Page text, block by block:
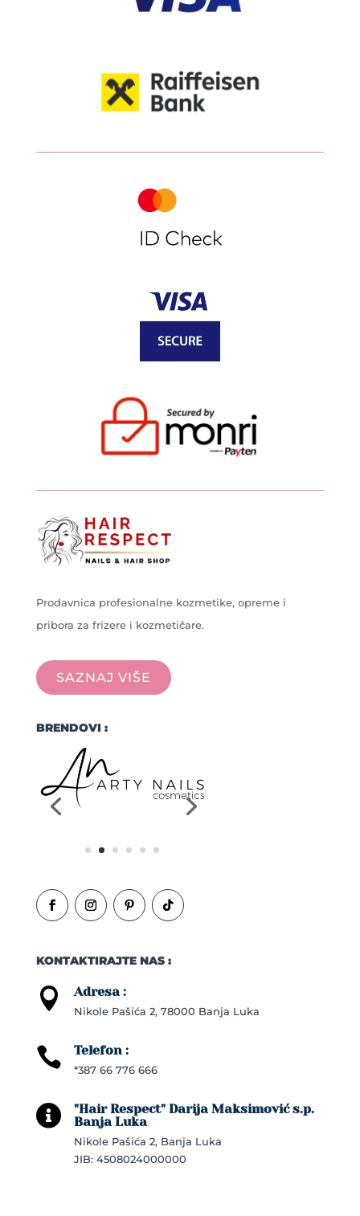
Prodavnica profesionalne kozmetike, opreme i
pribora za frizere i kozmetičare.
SAZNAJ VIŠE
BRENDOVI :
KONTAKTIRAJTE NAS :
 Adresa :
Nikole Pašića 2, 78000 Banja Luka
 Telefon :
*387 66 776 666

"Hair Respect" Darija Maksimović s.p.
Banja Luka
Nikole Pašića 2, Banja Luka
JIB: 4508024000000